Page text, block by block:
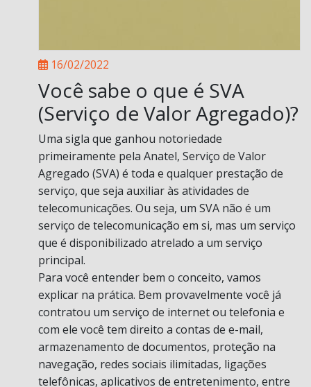
16/02/2022
Você sabe o que é SVA
(Serviço de Valor Agregado)?
Uma sigla que ganhou notoriedade
primeiramente pela Anatel, Serviço de Valor
Agregado (SVA) é toda e qualquer prestação de
serviço, que seja auxiliar às atividades de
telecomunicações. Ou seja, um SVA não é um
serviço de telecomunicação em si, mas um serviço
que é disponibilizado atrelado a um serviço
principal.
Para você entender bem o conceito, vamos
explicar na prática. Bem provavelmente você já
contratou um serviço de internet ou telefonia e
com ele você tem direito a contas de e-mail,
armazenamento de documentos, proteção na
navegação, redes sociais ilimitadas, ligações
telefônicas, aplicativos de entretenimento, entre